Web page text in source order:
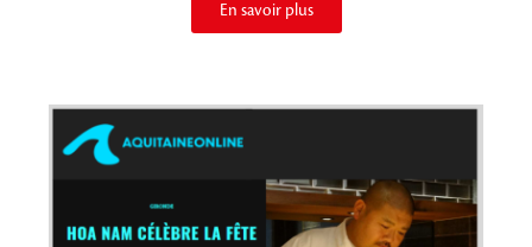
En savoir plus